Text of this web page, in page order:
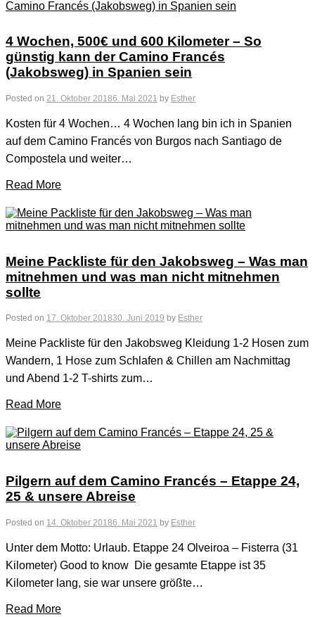
4 Wochen, 500€ und 600 Kilometer – So
günstig kann der Camino Francés
(Jakobsweg) in Spanien sein
Posted on 21. Oktober 20186. Mai 2021 by Esther
Kosten für 4 Wochen… 4 Wochen lang bin ich in Spanien
auf dem Camino Francés von Burgos nach Santiago de
Compostela und weiter…
Read More
Meine Packliste für den Jakobsweg – Was man
mitnehmen und was man nicht mitnehmen
sollte
Posted on 17. Oktober 201830. Juni 2019 by Esther
Meine Packliste für den Jakobsweg Kleidung 1-2 Hosen zum
Wandern, 1 Hose zum Schlafen & Chillen am Nachmittag
und Abend 1-2 T-shirts zum…
Read More
Pilgern auf dem Camino Francés – Etappe 24,
25 & unsere Abreise
Posted on 14. Oktober 20186. Mai 2021 by Esther
Unter dem Motto: Urlaub. Etappe 24 Olveiroa – Fisterra (31
Kilometer) Good to know Die gesamte Etappe ist 35
Kilometer lang, sie war unsere größte…
Read More